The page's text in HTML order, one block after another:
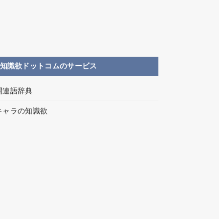
知識欲ドットコムのサービス
連語辞典
ャラの知識欲